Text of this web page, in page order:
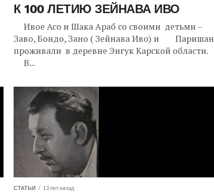
К 100 ЛЕТИЮ ЗЕЙНАВА ИВО
Ивое Асо и Шака Араб со своими детьми –
Заво, Бондо, Зано ( Зейнава Иво) и Паришан
проживали в деревне Энгук Карской области.
В...
СТАТЬИ 13 лет назад